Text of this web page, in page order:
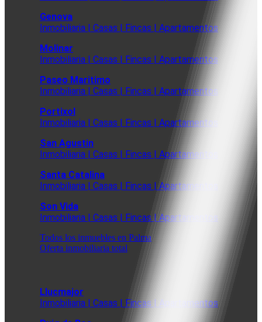
Genova
Inmobiliaria | Casas | Fincas | Apartamentos
Molinar
Inmobiliaria | Casas | Fincas | Apartamentos
Paseo Maritimo
Inmobiliaria | Casas | Fincas | Apartamentos
Portixol
Inmobiliaria | Casas | Fincas | Apartamentos
San Agustin
Inmobiliaria | Casas | Fincas | Apartamentos
Santa Catalina
Inmobiliaria | Casas | Fincas | Apartamentos
Son Vida
Inmobiliaria | Casas | Fincas | Apartamentos
Todos los inmuebles en Palma
Oferta inmobiliaria total
Llucmajor
Inmobiliaria | Casas | Fincas | Apartamentos